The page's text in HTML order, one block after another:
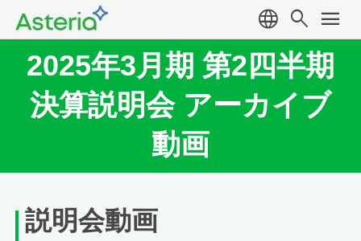
language search menu
2025年3月期 第2四半期
決算説明会 アーカイブ
動画
説明会動画